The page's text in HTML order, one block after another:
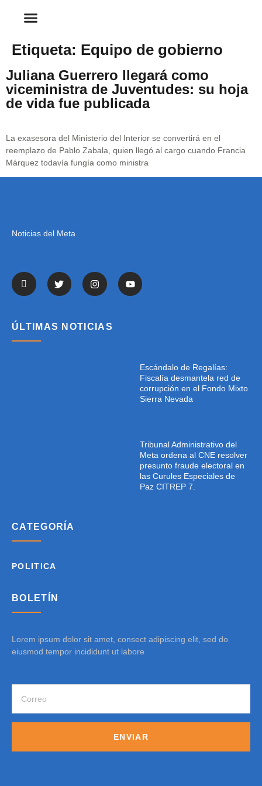
Etiqueta: Equipo de gobierno
Juliana Guerrero llegará como
viceministra de Juventudes: su hoja
de vida fue publicada
La exasesora del Ministerio del Interior se convertirá en el
reemplazo de Pablo Zabala, quien llegó al cargo cuando Francia
Márquez todavía fungía como ministra
Noticias del Meta
ÚLTIMAS NOTICIAS
Escándalo de Regalías:
Fiscalía desmantela red de
corrupción en el Fondo Mixto
Sierra Nevada
Tribunal Administrativo del
Meta ordena al CNE resolver
presunto fraude electoral en
las Curules Especiales de
Paz CITREP 7.
CATEGORÍA
POLITICA
BOLETÍN
Lorem ipsum dolor sit amet, consect adipiscing elit, sed do
eiusmod tempor incididunt ut labore
ENVIAR